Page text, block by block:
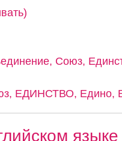
Союз,
ЕДИНСТВО, Едино,